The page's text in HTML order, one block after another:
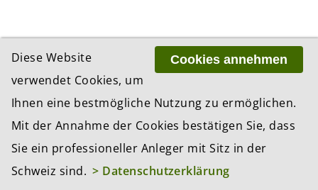
ZUR THEMEN-ÜBERSICHT «NEUE PRODUKTE»
JETZT KOSTENLOSEN NEWSLETTER
ABONNIEREN
Abonnieren Sie jetzt unseren kostenlosen
Newsletter und Sie erhalten zweimal pro
Cookies annehmen
Diese Website
verwendet Cookies, um
Ihnen eine bestmögliche Nutzung zu ermöglichen.
Mit der Annahme der Cookies bestätigen Sie, dass
Sie ein professioneller Anleger mit Sitz in der
Schweiz sind. > Datenschutzerklärung